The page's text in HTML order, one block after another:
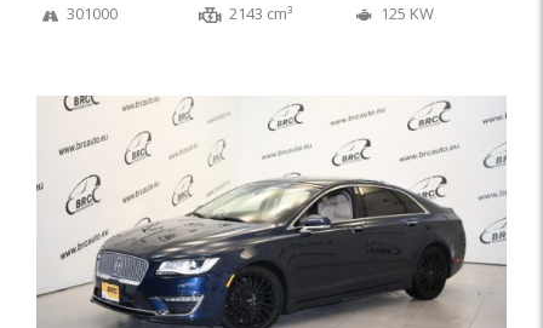
301000 2143 cm³ 125 KW